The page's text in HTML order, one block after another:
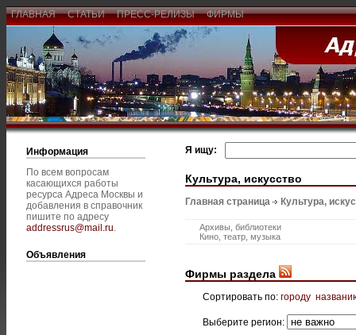
ГЛАВНАЯ СТАТЬИ ПРЕСС-РЕЛИЗЫ ФИРМЫ
Информация
По всем вопросам
касающихся работы
ресурса Адреса Москвы и
добавления в справочник
пишите по адресу
addressrus@mail.ru.
Объявления
Я ищу:
Культура, искусство
Главная страница Культура,
Архивы, библиотеки
Кино, театр, музыка
Фирмы раздела
Сортировать по: городу
Выберите регион: